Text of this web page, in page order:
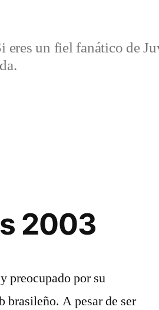
eres un fiel fanático de
2003
preocupado por su
brasileño. A pesar de ser